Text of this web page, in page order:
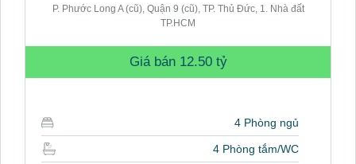
P. Phước Long A (cũ), Quận 9 (cũ), TP. Thủ Đức, 1. Nhà đất
TP.HCM
Giá bán 12.50 tỷ
4 Phòng ngủ
4 Phòng tắm/WC